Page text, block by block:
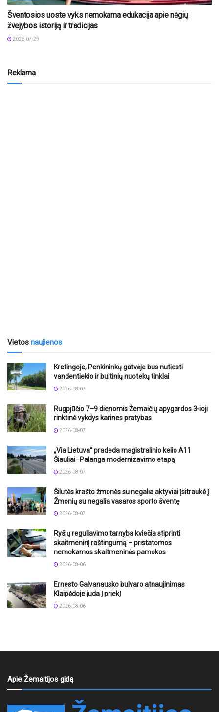
Šventosios uoste vyks nemokama edukacija apie nėgių
žvejybos istoriją ir tradicijas
2026-07-29
Reklama
Vietos naujienos
Kretingoje, Penkininkų gatvėje bus nutiesti
vandentiekio ir buitinių nuotekų tinklai
2026-08-07
Rugpjūčio 7–9 dienomis Žemaičių apygardos 3-ioji
rinktinė vykdys karines pratybas
2026-08-07
„Via Lietuva“ pradeda magistralinio kelio A11
Šiauliai–Palanga modernizavimo etapą
2026-08-07
Šilutės krašto žmonės su negalia aktyviai įsitraukė į
Žmonių su negalia vasaros sporto šventę
2026-08-07
Ryšių reguliavimo tarnyba kviečia stiprinti
skaitmeninį raštingumą – pristatomos
nemokamos skaitmeninės pamokos
2026-08-06
Ernesto Galvanausko bulvaro atnaujinimas
Klaipėdoje juda į priekį
2026-08-06
Apie Žemaitijos gidą